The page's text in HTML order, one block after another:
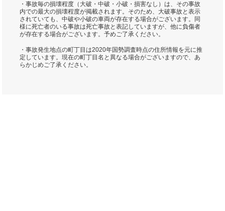
・事故毎の損壊程度（大破・中破・小破・損害なし）は、その事故
内での最大の損壊程度が掲載されます。そのため、大破事故と表示
されていても、中破や小破の車両が存在する場合がございます。同
様に死亡者のいる事故は死亡事故と表記していますが、他に負傷者
が存在する場合がございます。予めご了承ください。
・事故発生地点の町丁目は2020年国勢調査時点の住所情報を元に推
定しています。現在の町丁目名と異なる場合がございますので、あ
らかじめご了承ください。